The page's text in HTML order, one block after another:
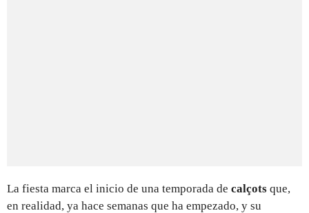
La fiesta marca el inicio de una temporada de calçots que,
en realidad, ya hace semanas que ha empezado, y su